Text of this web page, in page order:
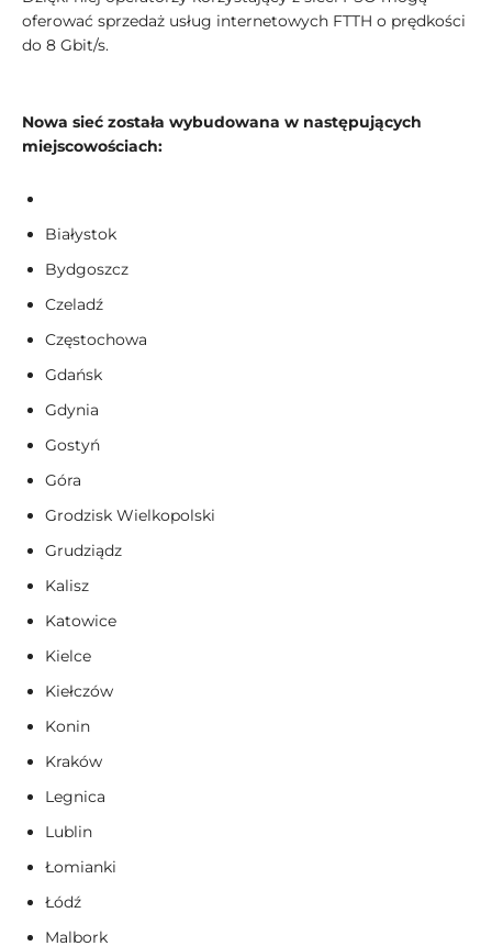
oferować sprzedaż usług internetowych FTTH o prędkości
do 8 Gbit/s.
Nowa sieć została wybudowana w następujących
miejscowościach:
Białystok
Bydgoszcz
Czeladź
Częstochowa
Gdańsk
Gdynia
Gostyń
Góra
Grodzisk Wielkopolski
Grudziądz
Kalisz
Katowice
Kielce
Kiełczów
Konin
Kraków
Legnica
Lublin
Łomianki
Łódź
Malbork